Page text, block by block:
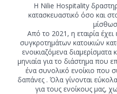
Η Nilie Hospitality
κατασκευαστικό όσο και
Από το 2021, η εταιρία
συγκροτημάτων κατοικιών
ενοικιαζόμενα διαμερίσματα
μηνιαία για το διάστημα που
ένα συνολικό ενοίκιο που
δαπάνες . Όλα γίνονται
για τους ενοίκους μας,